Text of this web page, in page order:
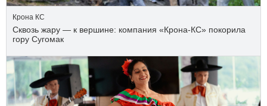
Крона КС
Сквозь жару — к вершине: компания «Крона‑КС» покорила
гору Сугомак